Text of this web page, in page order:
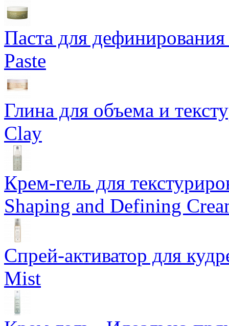
Паста для
Paste
Глина для объема и
Clay
Крем-гель для
Shaping and Defining
Спрей-активатор для
Mist